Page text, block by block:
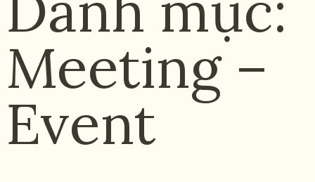
Meeting –
Event